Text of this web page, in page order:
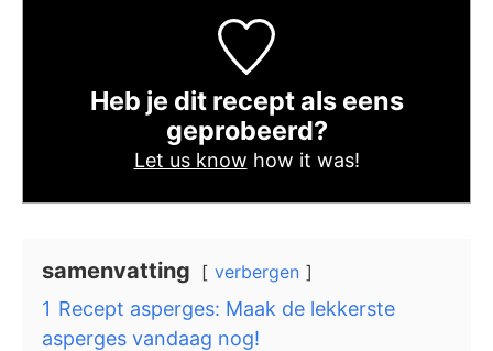
Heb je dit recept als eens
geprobeerd?
Let us know how it was!
samenvatting verbergen
1 Recept asperges: Maak de lekkerste
asperges vandaag nog!